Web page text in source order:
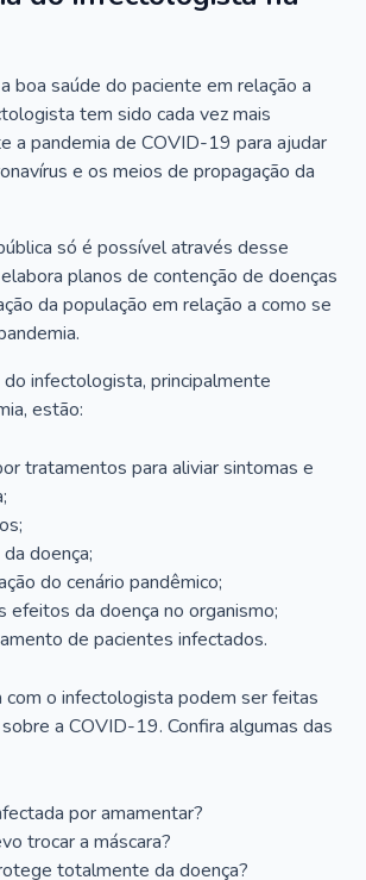
boa saúde do paciente em relação a
tem sido cada vez mais
a pandemia de COVID-19 para ajudar
e os meios de propagação da
só é possível através desse
planos de contenção de doenças
da população em relação a como se
infectologista, principalmente
estão:
tratamentos para aliviar sintomas e
doença;
do cenário pandêmico;
efeitos da doença no organismo;
de pacientes infectados.
com o infectologista podem ser feitas
a COVID-19. Confira algumas das
por amamentar?
trocar a máscara?
totalmente da doença?